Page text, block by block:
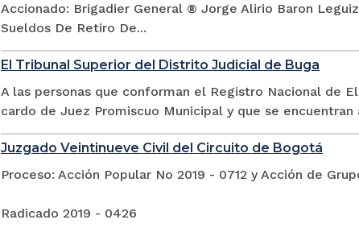
Accionado: Brigadier General ® Jorge Alirio Baron
Sueldos De Retiro De...
El Tribunal Superior del Distrito Judicial de Buga
A las personas que conforman el Registro Nacional de
cardo de Juez Promiscuo Municipal y que se
Juzgado Veintinueve Civil del Circuito de Bogotá
Proceso: Acción Popular No 2019 - 0712 y Acción de
Radicado 2019 - 0426